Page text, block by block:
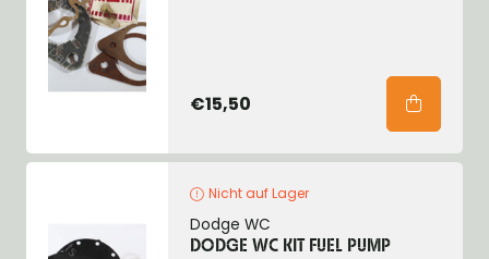
€15,50
Nicht auf Lager
Dodge WC
DODGE WC KIT FUEL PUMP